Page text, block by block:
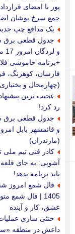
پور با امضای
جمع سرخ پوشان
یک مدافع چپ
جدول قطعی برق
+برنامه خاموشی
فارسان، کوهرنگ،
(چهارمحال و
عجیب ترین
رد کرد!
جدول قطعی برق
(مازندران)
کادر فنی تیم ملی
آشوبی: به جای
باید برنامه بدهد!
عشق، کار و آینده
خنثی سازی
داعش در منطقه